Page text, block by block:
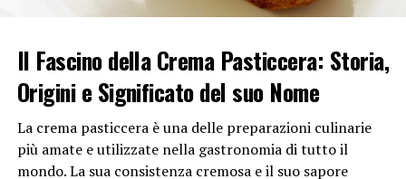
Questi nutrienti svolgono un ruolo chiave nella salute
delle cellule e nell’equilibrio elettrolitico.
Seguire una dieta equilibrata è anche essenziale per la
gestione del peso corporeo. Un apporto calorico
adeguato e bilanciato evita eccessi o carenze caloriche
che potrebbero portare a problemi di salute come
Il Fascino della Crema Pasticcera: Storia,
Origini e Significato del suo Nome
La crema pasticcera è una delle preparazioni culinarie
più amate e utilizzate nella gastronomia di tutto il
mondo. La sua consistenza cremosa e il suo sapore